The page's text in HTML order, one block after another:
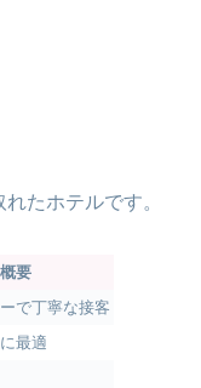
たホテルです。
概要
で丁寧な接客
最適